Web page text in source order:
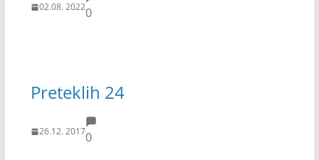
02.08. 20220
Preteklih 24
26.12. 20170